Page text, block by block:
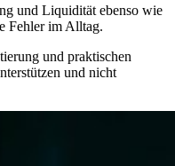
und Liquidität ebenso wie
Fehler im Alltag.
und praktischen
und nicht